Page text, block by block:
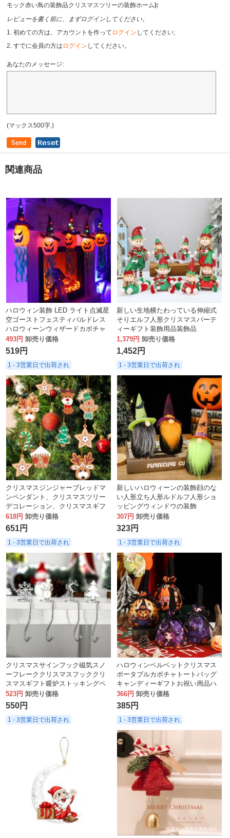
モック赤い鳥の装飾品クリスマスツリーの装飾ホーム):
レビューを書く前に、まずログインしてください。
1. 初めての方は、アカウントを作って ログイン してください;
2. すでに会員の方は ログイン してください。
あなたのメッセージ:
(マックス500字.)
関連商品
ハロウィン装飾 LED ライト点滅星
空ゴーストフェスティバルドレス
ハロウィーンウィザードカボチャ
ランタンライトストリング
493円 卸売り価格
519円
1 - 3営業日で出荷され
新しい生地横たわっている伸縮式
そりエルフ人形クリスマスパーテ
ィーギフト装飾用品装飾品
1,379円 卸売り価格
1,452円
1 - 3営業日で出荷され
クリスマスジンジャーブレッドマ
ンペンダント、クリスマスツリー
デコレーション、クリスマスギフ
ト、12個セット
618円 卸売り価格
651円
1 - 3営業日で出荷され
新しいハロウィーンの装飾顔のな
い人形立ち人形ルドルフ人形ショ
ッピングウィンドウの装飾
307円 卸売り価格
323円
1 - 3営業日で出荷され
クリスマスサインフック磁気スノ
ーフレーククリスマスフッククリ
スマスギフト暖炉ストッキングペ
ンダント
523円 卸売り価格
550円
1 - 3営業日で出荷され
ハロウィンベルベットクリスマス
ポータブルカボチャトートバッグ
キャンディーギフトお祝い用品ハ
ロウィンギフトバッグ
366円 卸売り価格
385円
1 - 3営業日で出荷され